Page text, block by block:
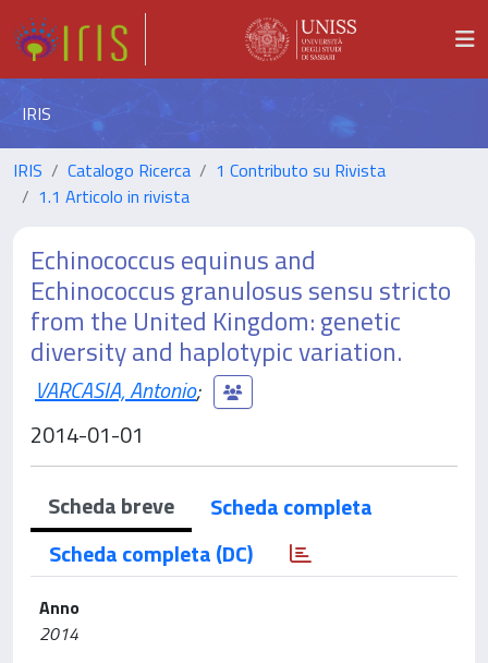
IRIS
IRIS Catalogo Ricerca
1 Contributo su Rivista
1.1 Articolo in rivista
Echinococcus equinus and
Echinococcus granulosus sensu stricto
from the United Kingdom: genetic
diversity and haplotypic variation.
VARCASIA, Antonio;
2014-01-01
Scheda breve
Scheda completa
Scheda completa (DC)
Anno
2014